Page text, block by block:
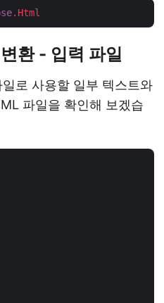
.Html
환 - 입력 파일
로 사용할 일부 텍스트와
파일을 확인해 보겠습